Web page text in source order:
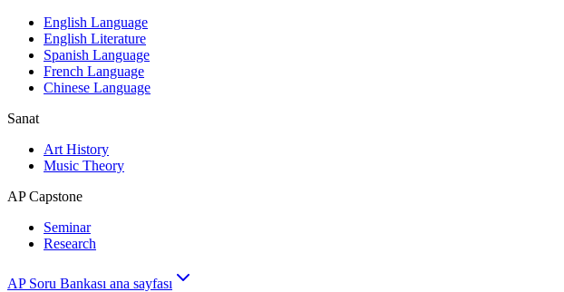
English Language
English Literature
Spanish Language
French Language
Chinese Language
Sanat
Art History
Music Theory
AP Capstone
Seminar
Research
AP Soru Bankası ana sayfası